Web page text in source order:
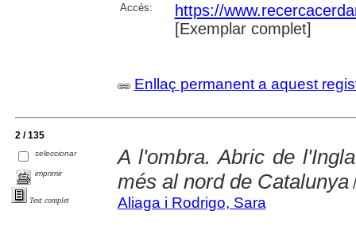
Accés:
https://
[Exemplar complet]
Enllaç permanent a aquest
2 / 135
seleccionar
imprimir
Text complet
A l'ombra. Abric de
més al nord de Catalunya/
Aliaga i Rodrigo, Sara